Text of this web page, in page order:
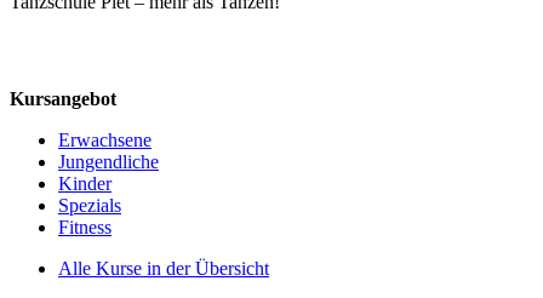
Kursangebot
Erwachsene
Jungendliche
Kinder
Spezials
Fitness
Alle Kurse in der Übersicht